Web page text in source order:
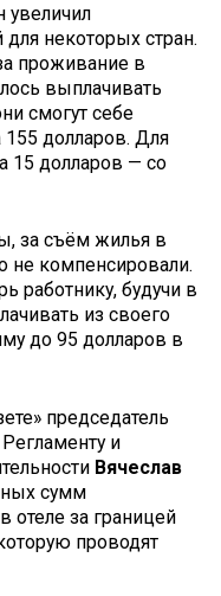
некоторых стран.
проживание в
выплачивать
смогут себе
155 долларов. Для
15 долларов — со
за съём жилья в
не компенсировали.
работнику, будучи в
из своего
до 95 долларов в
председатель
и
Вячеслав
сумм
отеле за границей
проводят